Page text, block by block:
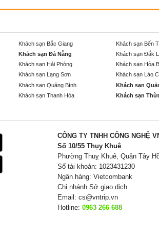
Khách sạn Bắc Giang Khách sạn Bến
Khách sạn Đà Nẵng Khách sạn Đắk
Khách sạn Hải Phòng Khách sạn Hòa
Khách sạn Lạng Sơn Khách sạn Lào
Khách sạn Quảng Bình Khách sạn
Khách sạn Thanh Hóa Khách sạn
CÔNG TY TNHH CÔNG NGHỆ
Số 10/55 Thụy Khuê
Phường Thuỵ Khuê, Quận Tây
Số tài khoản: 1023431230
Ngân hàng: Vietcombank
Chi nhánh Sở giao dịch
Email: cs@vntrip.vn
Hotline: 0963 266 688